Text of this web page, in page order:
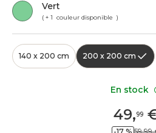
Vert
( + 1 couleur disponible )
140 x 200 cm 200 x 200 cm
49,99